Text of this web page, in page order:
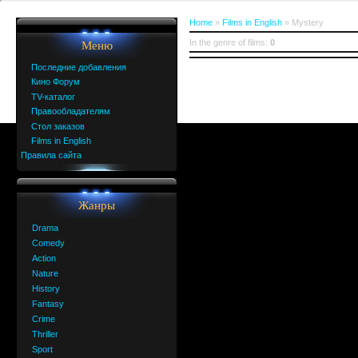
Меню
Последние добавления
Кино Форум
TV-каталог
Правообладателям
Стол заказов
Films in English
Правила сайта
Жанры
Drama
Comedy
Action
Nature
History
Fantasy
Crime
Thriller
Sport
Home » Films in English » Mystery
In the genre of films: 0